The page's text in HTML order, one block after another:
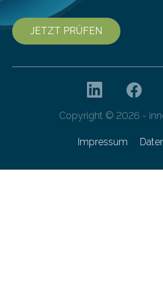
JETZT PRÜFEN
Copyright © 2026 -
Impressum